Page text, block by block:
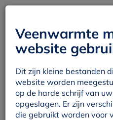
Veenwarmte
website
Dit zijn kleine bestanden
website worden
op de harde schrijf van
opgeslagen. Er zijn
die gebruikt worden voor